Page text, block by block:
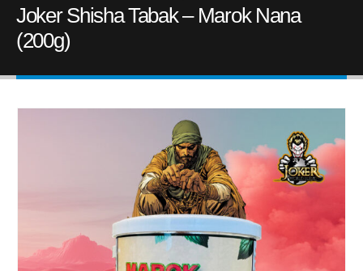
Joker Shisha Tabak – Marok Nana
(200g)